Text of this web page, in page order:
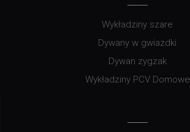
Wykładziny szare
Dywany w gwiazdki
Dywan zygzak
Wykładziny PCV Domowe